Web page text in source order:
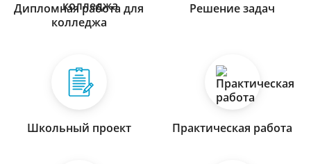
Дипломная работа для
колледжа
Решение задач
Школьный проект Практическая работа